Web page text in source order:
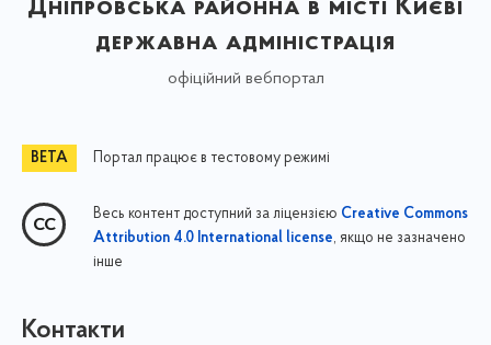
Дніпровська районна в місті Києві
державна адміністрація
офіційний вебпортал
Портал працює в тестовому режимі
Весь контент доступний за ліцензією Creative Commons
Attribution 4.0 International license, якщо не зазначено
інше
Контакти